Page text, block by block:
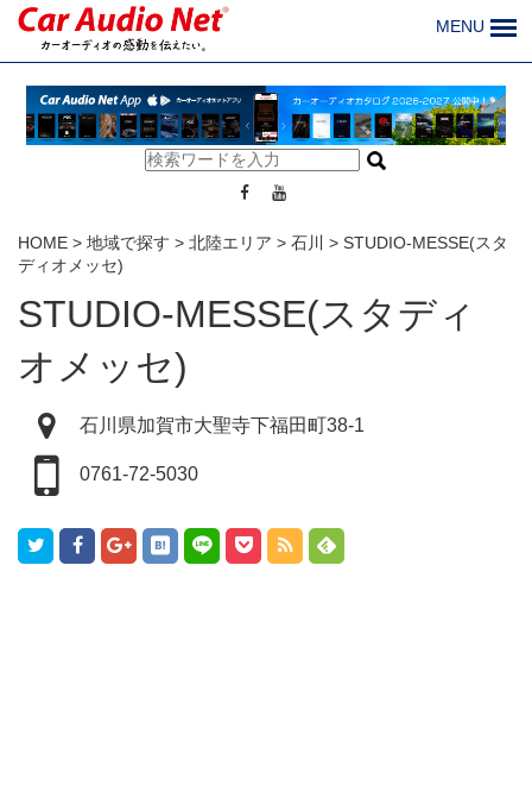
MENU
HOME > 地域で探す > 北陸エリア > 石川 > STUDIO-MESSE(スタ
ディオメッセ)
STUDIO-MESSE(スタディ
オメッセ)
石川県加賀市大聖寺下福田町38-1
0761-72-5030